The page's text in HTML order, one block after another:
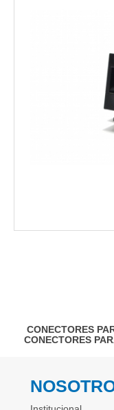
CONECTORES
CONECTORES